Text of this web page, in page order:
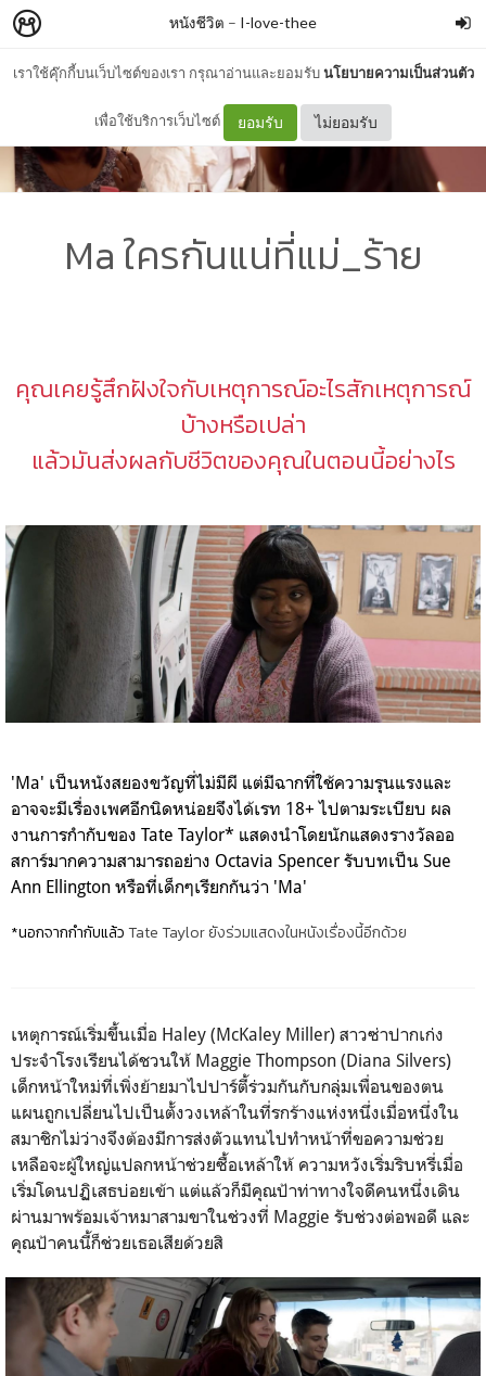
เราใช้คุ๊กกี้บนเว็บไซต์ของเรา กรุณาอ่านและยอมรับนโยบายความเป็นส่วนตัว
เพื่อใช้บริการเว็บไซต์ ยอมรับ ไม่ยอมรับ
หนังชีวิต – I-love-thee
Ma ใครกันแน่ที่แม่_ร้าย
คุณเคยรู้สึกฝังใจกับเหตุการณ์อะไรสักเหตุการณ์
บ้างหรือเปล่า
แล้วมันส่งผลกับชีวิตของคุณในตอนนี้อย่างไร
'Ma' เป็นหนังสยองขวัญที่ไม่มีผี แต่มีฉากที่ใช้ความรุนแรงและ
อาจจะมีเรื่องเพศอีกนิดหน่อยจึงได้เรท 18+ ไปตามระเบียบ ผล
งานการกำกับของ Tate Taylor* แสดงนำโดยนักแสดงรางวัลออ
สการ์มากความสามารถอย่าง Octavia Spencer รับบทเป็น Sue
Ann Ellington หรือที่เด็กๆเรียกกันว่า 'Ma'
*นอกจากกำกับแล้วTate Taylorยังร่วมแสดงในหนังเรื่องนี้อีกด้วย
เหตุการณ์เริ่มขึ้นเมื่อ Haley (McKaley Miller) สาวซ่าปากเก่ง
ประจำโรงเรียนได้ชวนให้ Maggie Thompson (Diana Silvers)
เด็กหน้าใหม่ที่เพิ่งย้ายมาไปปาร์ตี้ร่วมกันกับกลุ่มเพื่อนของตน
แผนถูกเปลี่ยนไปเป็นตั้งวงเหล้าในที่รกร้างแห่งหนึ่งเมื่อหนึ่งใน
สมาชิกไม่ว่างจึงต้องมีการส่งตัวแทนไปทำหน้าที่ขอความช่วย
เหลือจะผู้ใหญ่แปลกหน้าช่วยซื้อเหล้าให้ ความหวังเริ่มริบหรี่เมื่อ
เริ่มโดนปฏิเสธบ่อยเข้า แต่แล้วก็มีคุณป้าท่าทางใจดีคนหนึ่งเดิน
ผ่านมาพร้อมเจ้าหมาสามขาในช่วงที่ Maggie รับช่วงต่อพอดี และ
คุณป้าคนนี้ก็ช่วยเธอเสียด้วยสิ